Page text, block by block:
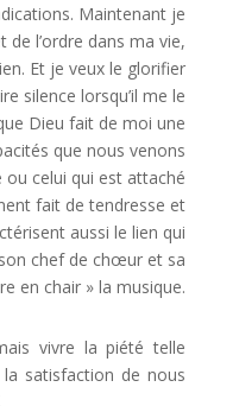
Maintenant je
de l’ordre dans ma vie,
Et je veux le glorifier
silence lorsqu’il me le
Dieu fait de moi une
que nous venons
ou celui qui est attaché
fait de tendresse et
aussi le lien qui
chef de chœur et sa
en chair » la musique.
vivre la piété telle
satisfaction de nous